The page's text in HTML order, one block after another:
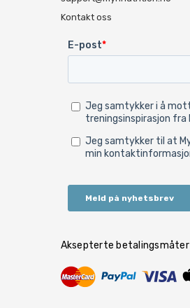
Kontakt oss
Aksepterte betalingsmåter